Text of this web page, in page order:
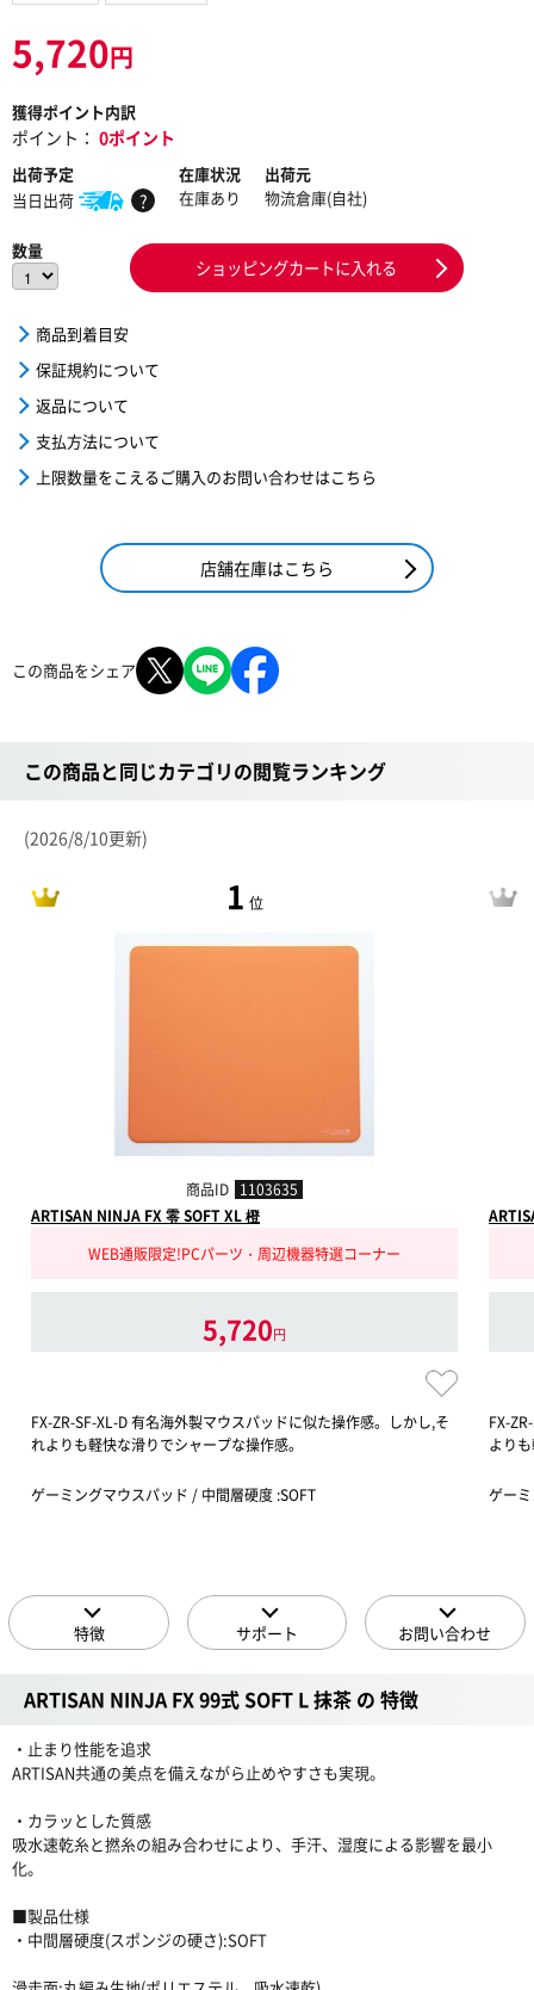
5,720円
獲得ポイント内訳
ポイント： 0ポイント
出荷予定
当日出荷
?
在庫状況
在庫あり
出荷元
物流倉庫(自社)
数量
ショッピングカートに入れる
商品到着目安
保証規約について
返品について
支払方法について
上限数量をこえるご購入のお問い合わせはこちら
店舗在庫はこちら
この商品をシェア
この商品と同じカテゴリの閲覧ランキング
(2026/8/10更新)
1 位
商品ID 1103635
ARTISAN NINJA FX 零 SOFT XL 橙
WEB通販限定!PCパーツ・周辺機器特選コーナー
5,720円
FX-ZR-SF-XL-D 有名海外製マウスパッドに似た操作感。しかし,そ
れよりも軽快な滑りでシャープな操作感。
ゲーミングマウスパッド / 中間層硬度 :SOFT
FX-
より
ゲー
特徴 サポート お問い合わせ
ARTISAN NINJA FX 99式 SOFT L 抹茶 の 特徴
・止まり性能を追求
ARTISAN共通の美点を備えながら止めやすさも実現。
・カラッとした質感
吸水速乾糸と撚糸の組み合わせにより、手汗、湿度による影響を最小
化。
■製品仕様
・中間層硬度(スポンジの硬さ):SOFT